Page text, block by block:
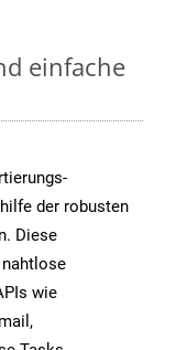
einfache
der robusten
Diese
wie